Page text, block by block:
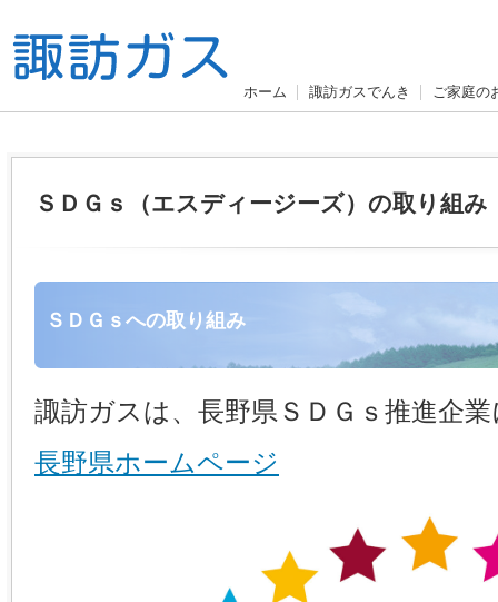
ホーム 諏訪ガスでんき ご家庭の
ＳＤＧｓ（エスディージーズ）の取り組み
ＳＤＧｓへの取り組み
諏訪ガスは、長野県ＳＤＧｓ推進企
長野県ホームページ